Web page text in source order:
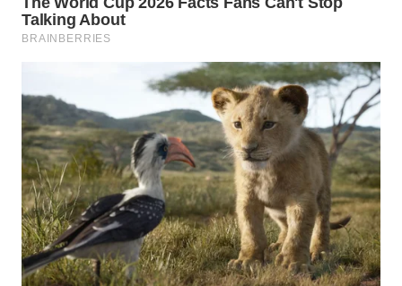
WN
WN
KUNINGAN
WN
MAJALENGKA
WN
SUBANG